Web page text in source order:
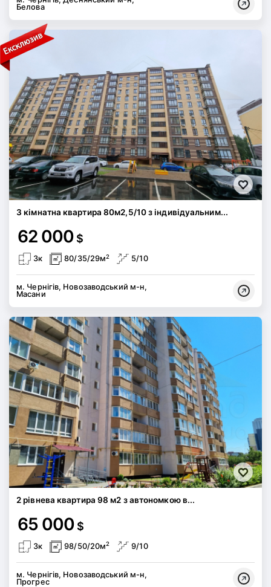
Белова
3 кімнатна квартира 80м2,5/10 з індивідуальним...
62 000 $
3к 80/35/29м2 5/10
м. Чернігів, Новозаводський м-н,
Масани
2 рівнева квартира 98 м2 з автономкою в...
65 000 $
3к 98/50/20м2 9/10
м. Чернігів, Новозаводський м-н,
Прогрес